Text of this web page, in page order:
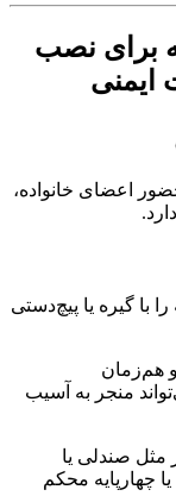
اعضای خانواده،
با گیره یا پیچ‌دستی
هم‌زمان
منجر به آسیب
مثل صندلی یا
یا چهارپایه محکم